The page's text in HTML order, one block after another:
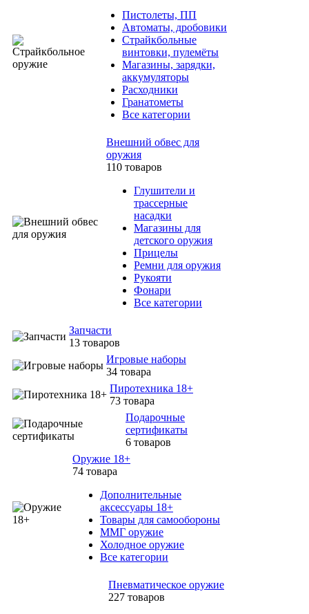
Пистолеты, ПП
Автоматы, дробовики
Страйкбольные
винтовки, пулемёты
Магазины, зарядки,
аккумуляторы
Расходники
Гранатометы
Все категории
Внешний обвес для
оружия
110 товаров
Глушители и
трассерные
насадки
Магазины для
детского оружия
Прицелы
Ремни для оружия
Рукояти
Фонари
Все категории
Запчасти
13 товаров
Игровые наборы
34 товара
Пиротехника 18+
73 товара
Подарочные
сертификаты
6 товаров
Оружие 18+
74 товара
Дополнительные
аксессуары 18+
Товары для самообороны
ММГ оружие
Холодное оружие
Все категории
Пневматическое оружие
227 товаров